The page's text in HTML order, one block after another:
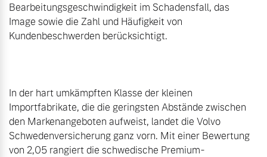
Bearbeitungsgeschwindigkeit im Schadensfall, das
Image sowie die Zahl und Häufigkeit von
Kundenbeschwerden berücksichtigt.
In der hart umkämpften Klasse der kleinen
Importfabrikate, die die geringsten Abstände zwischen
den Markenangeboten aufweist, landet die Volvo
Schwedenversicherung ganz vorn. Mit einer Bewertung
von 2,05 rangiert die schwedische Premium-